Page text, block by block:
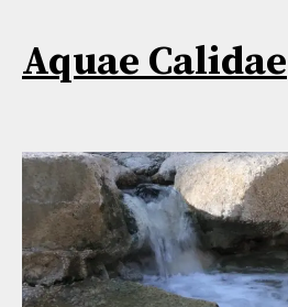
Aquae Calidae